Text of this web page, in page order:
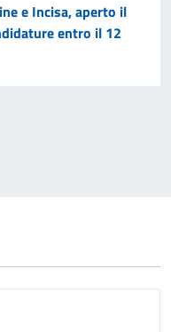
e Incisa, aperto il
entro il 12